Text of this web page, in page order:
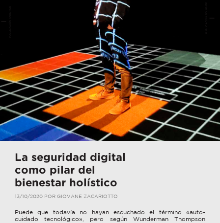
La seguridad digital
como pilar del
bienestar holístico
13/10/2020 POR GIOVANE ZACARIOTTO
Puede que todavía no hayan escuchado el término «auto-
cuidado tecnológico», pero según Wunderman Thompson